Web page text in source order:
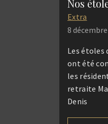
Extra
8
Les étoles
ont été
les
retraite
Denis